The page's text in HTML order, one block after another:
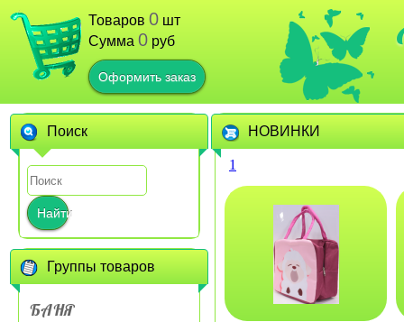
Товаров 0 шт
Сумма 0 руб
Оформить заказ
Поиск
Найти
Группы товаров
БАНЯ
НОВИНКИ
1